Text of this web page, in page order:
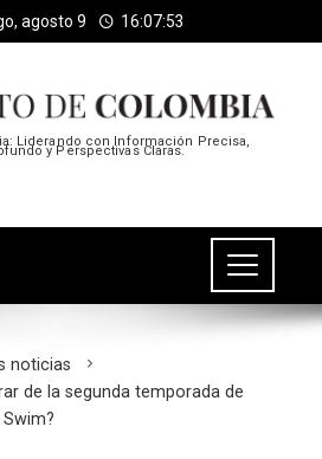
agosto 9 16:07:53
Liderando con Información Precisa,
y Perspectivas Claras.
noticias
de la segunda temporada de